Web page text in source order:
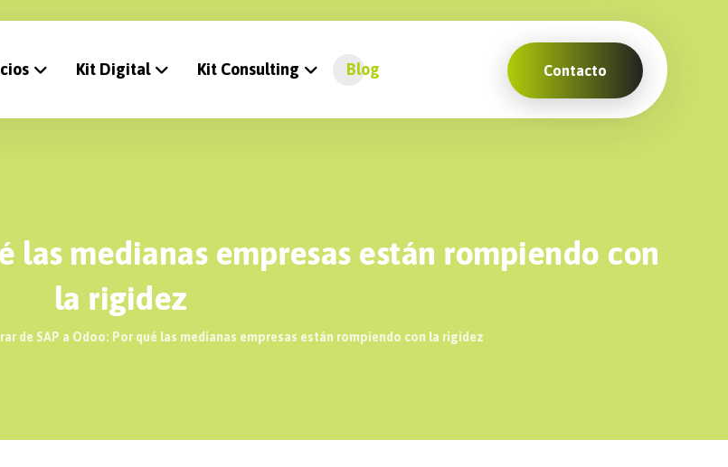
Kit Digital Kit Consulting Blog Contacto
las medianas empresas están rompiendo con
la rigidez
de SAP a Odoo: Por qué las medianas empresas están rompiendo con la rigidez